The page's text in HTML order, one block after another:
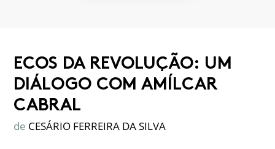
ECOS DA REVOLUÇÃO: UM
DIÁLOGO COM AMÍLCAR
CABRAL
de CESÁRIO FERREIRA DA SILVA